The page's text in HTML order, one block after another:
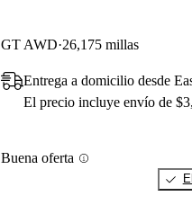
GT AWD 26,175 millas
Entrega a domicilio desde
El precio incluye envío de
Buena oferta